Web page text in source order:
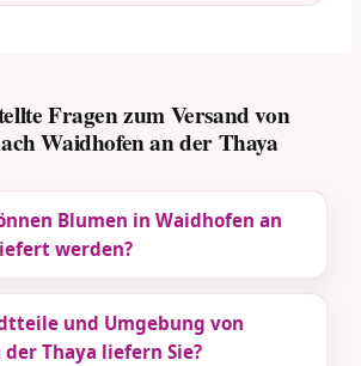
Fragen zum Versand von
Waidhofen an der Thaya
Blumen in Waidhofen an
werden?
und Umgebung von
Thaya liefern Sie?